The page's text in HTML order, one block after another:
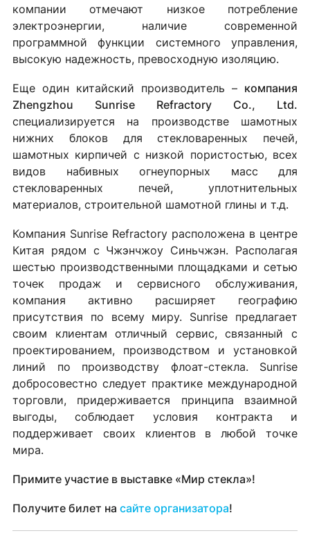
компании отмечают низкое потребление
электроэнергии, наличие современной
программной функции системного управления,
высокую надежность, превосходную изоляцию.
Еще один китайский производитель – компания
Zhengzhou Sunrise Refractory Co., Ltd.
специализируется на производстве шамотных
нижних блоков для стекловаренных печей,
шамотных кирпичей с низкой пористостью, всех
видов набивных огнеупорных масс для
стекловаренных печей, уплотнительных
материалов, строительной шамотной глины и т.д.
Компания Sunrise Refractory расположена в центре
Китая рядом с Чжэнчжоу Синьчжэн. Располагая
шестью производственными площадками и сетью
точек продаж и сервисного обслуживания,
компания активно расширяет географию
присутствия по всему миру. Sunrise предлагает
своим клиентам отличный сервис, связанный с
проектированием, производством и установкой
линий по производству флоат-стекла. Sunrise
добросовестно следует практике международной
торговли, придерживается принципа взаимной
выгоды, соблюдает условия контракта и
поддерживает своих клиентов в любой точке
мира.
Примите участие в выставке «Мир стекла»!
Получите билет на сайте организатора!